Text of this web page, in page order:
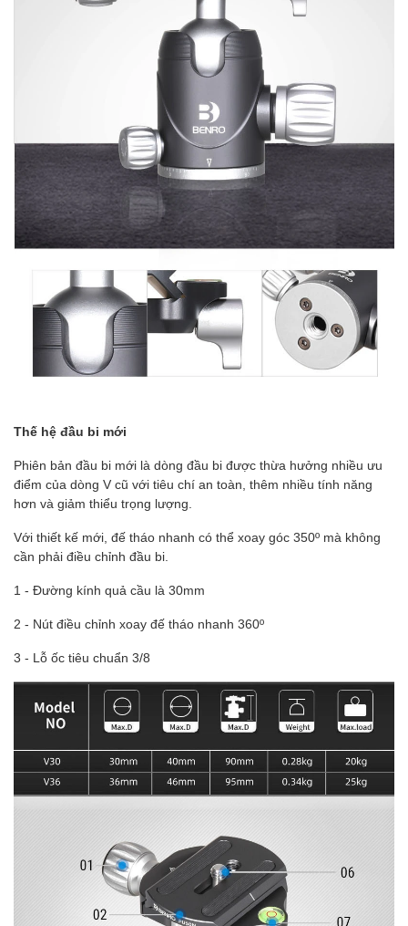
Thế hệ đầu bi mới
Phiên bản đầu bi mới là dòng đầu bi được thừa hưởng nhiều ưu
điểm của dòng V cũ với tiêu chí an toàn, thêm nhiều tính năng
hơn và giảm thiểu trọng lượng.
Với thiết kế mới, đế tháo nhanh có thể xoay góc 350º mà không
cần phải điều chỉnh đầu bi.
1 - Đường kính quả cầu là 30mm
2 - Nút điều chỉnh xoay đế tháo nhanh 360º
3 - Lỗ ốc tiêu chuẩn 3/8